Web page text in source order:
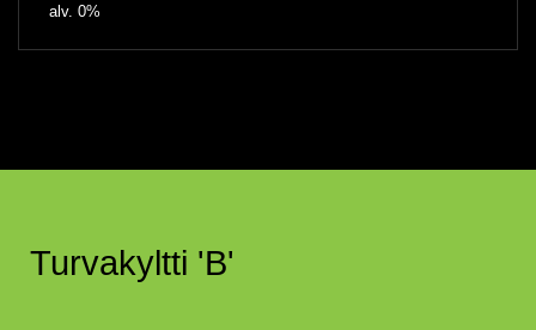
alv. 0%
Turvakyltti 'B'